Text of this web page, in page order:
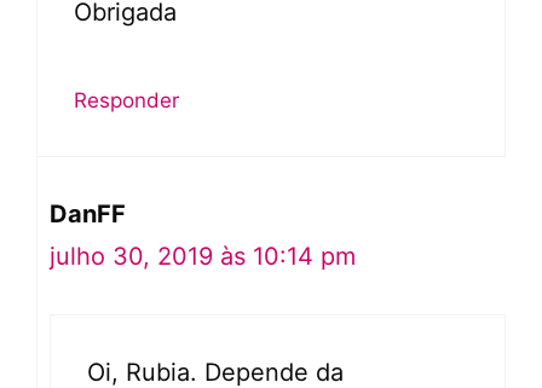
Obrigada
Responder
DanFF
julho 30, 2019 às 10:14 pm
Oi, Rubia. Depende da